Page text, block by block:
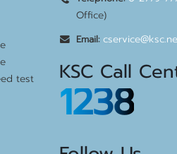
test
Office)
Email:
KSC Call
1238